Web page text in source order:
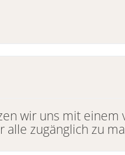
wir uns mit
zugänglich zu